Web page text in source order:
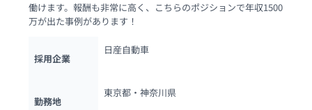
働けます。報酬も非常に高く、こちらのポジションで年収1500
万が出た事例があります！
採用企業
日産自動車
勤務地
東京都・神奈川県